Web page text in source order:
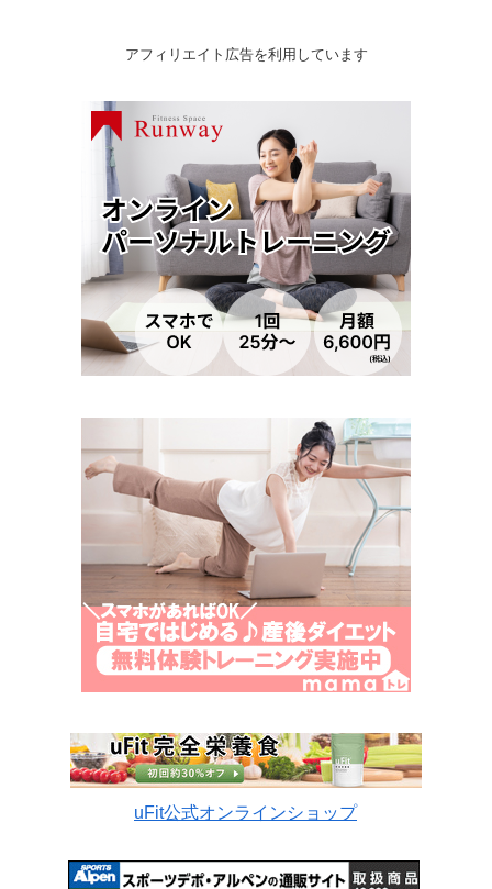
アフィリエイト広告を利用しています
uFit公式オンラインショップ